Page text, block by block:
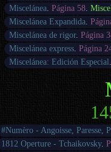
Miscelánea Página 58.
Miscelánea Expandida
Miscelánea de rigor. Página
Miscelánea express. Página
Miscelánea: Edición Especial
#Numèro - Angoisse, Paresse,
1812 Operture - Tchaikovsky.